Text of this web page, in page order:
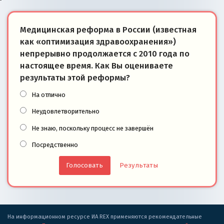
Медицинская реформа в России (известная
как «оптимизация здравоохранения»)
непрерывно продолжается с 2010 года по
настоящее время. Как Вы оцениваете
результаты этой реформы?
На отлично
Неудовлетворительно
Не знаю, поскольку процесс не завершён
Посредственно
Результаты
На информационном ресурсе ИА REX применяются рекомендательные